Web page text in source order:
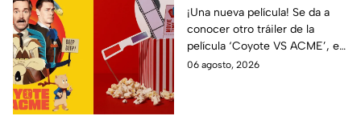
ACME', filme que reúne
a los Looney Tunes: ¿De
qué tratará?
¡Una nueva película! Se da a
conocer otro tráiler de la
película ‘Coyote VS ACME’, en
el que nos da más detalles
06 agosto, 2026